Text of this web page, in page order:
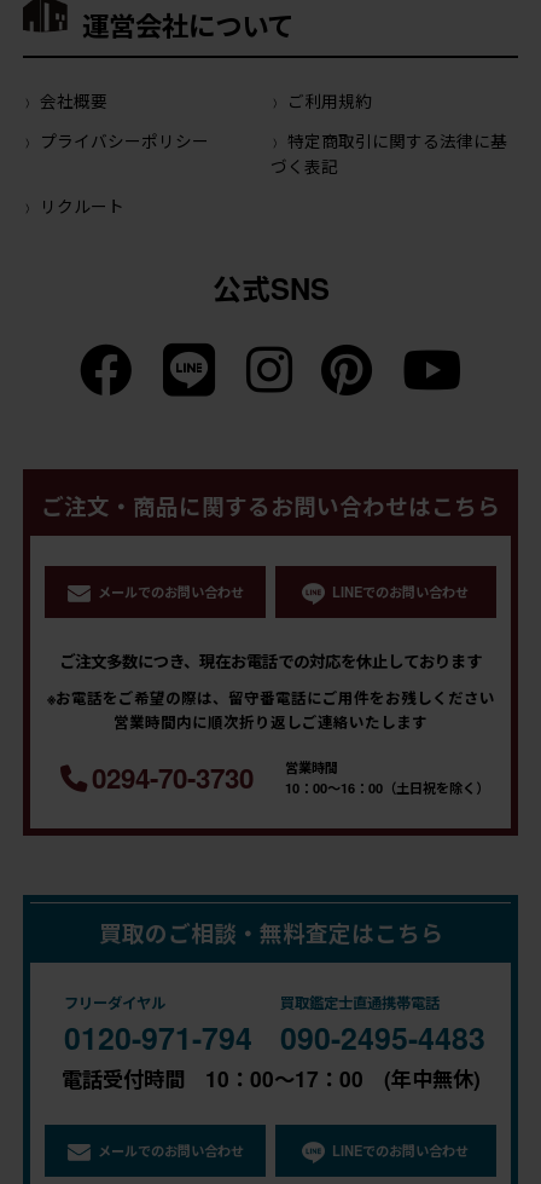
運営会社について
会社概要
ご利用規約
プライバシーポリシー
特定商取引に関する法律に基
づく表記
リクルート
公式SNS
ご注文・商品に関するお問い合わせはこちら
メールでのお問い合わせ LINEでのお問い合わせ
ご注文多数につき、現在お電話での対応を休止しております
※お電話をご希望の際は、留守番電話にご用件をお残しください
営業時間内に順次折り返しご連絡いたします
0294-70-3730
営業時間
10：00～16：00（土日祝を除く）
買取のご相談・無料査定はこちら
フリーダイヤル
0120-971-794
買取鑑定士直通携帯電話
090-2495-4483
電話受付時間 10：00～17：00 (年中無休)
メールでのお問い合わせ LINEでのお問い合わせ